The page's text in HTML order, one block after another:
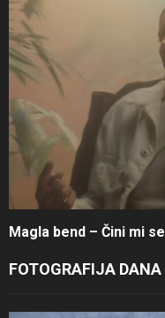
Magla bend – Čini mi se
FOTOGRAFIJA DANA